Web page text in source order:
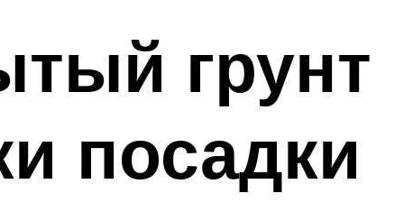
грунт
посадки